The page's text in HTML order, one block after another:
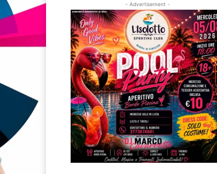
- Advertisement -